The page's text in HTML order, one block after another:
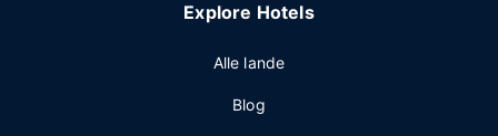
Explore Hotels
Alle lande
Blog